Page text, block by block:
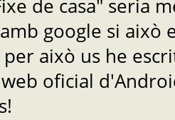
de casa" seria
google si
això us he
oficial